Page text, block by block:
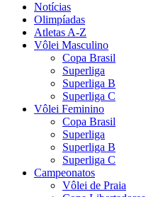
Notícias
Olimpíadas
Atletas A-Z
Vôlei Masculino
Copa Brasil
Superliga
Superliga B
Superliga C
Vôlei Feminino
Copa Brasil
Superliga
Superliga B
Superliga C
Campeonatos
Vôlei de Praia